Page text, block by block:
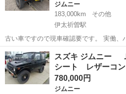
ジムニー
183,000km
その他
伊太祈曽駅
古い車ですので現車確認要です。 実働、パワステ、エアコン付き。電
装関係完動です。 通勤に現在も使用してますので距離は伸びます。 よ
ろしくお願いします。
和歌山 和歌山市 伊太祈曽駅
スズキ ジムニー
シート レザーコ
780,000円
ジムニー